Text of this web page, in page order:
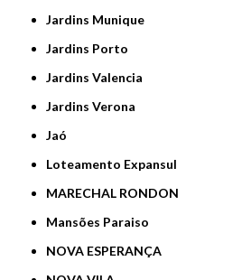
Jardins Munique
Jardins Porto
Jardins Valencia
Jardins Verona
Jaó
Loteamento Expansul
MARECHAL RONDON
Mansões Paraiso
NOVA ESPERANÇA